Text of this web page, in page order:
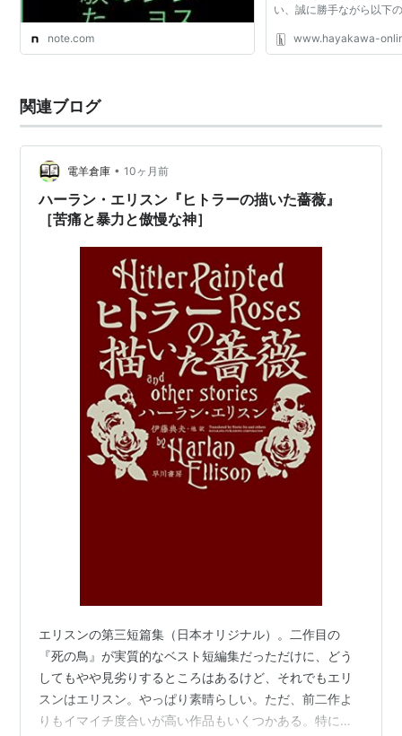
最近の代表作
"The Essential Ellison: A 50 Year Retrospective"
集めた大著。AOL 経由で一部作品の電子コピーがネ
ットに流れ、その責任を追及してエリスンが AOL を
訴えていたが、2004年6月に和解した。
"Angry Candy" ( ISBN:0395924812
のほとんどについて伊藤典夫氏による邦訳がある
が、ミステリマガジンや日本版オムニなどに発表さ
"Slippage" (ISBN:0395924820
) 短編集。
"Mind Fields" (ISBN:0962344796) シュールレアリ
スム画家 J.Yerka とのコラボレーション。
"Midnight in the Sunken Cathedral" Audio CD
ISBN:1574534157) エリスンが自分の作品を熱く朗
読しているCD。
武勇伝いろいろ
ターミネーター裁判
ジェームズ・キャメロンの『ターミネーター』のス
http://www.imdb.com/title/tt0088247/trivia
ジーン・ロッデンベリ との確執
『スタートレック』の産みの親であるジーン・ロッ
デンベリと、"City on the Edge of Forever" の脚本
をめぐって険悪な仲だった。エリスンの脚本ではマ
ッコイがドラッグに手を出すという設定だったが、
note.com
い、誠に勝手ながら以下
務を休業いたします。
www.hayakawa-
関連ブログ
電羊倉庫 • 10ヶ月前
ハーラン・エリスン『ヒトラーの描いた薔薇』
［苦痛と暴力と傲慢な神］
エリスンの第三短篇集（日本オリジナル）。二作目の
『死の鳥』が実質的なベスト短編集だっただけに、どう
してもやや見劣りするところはあるけど、それでもエリ
スンはエリスン。やっぱり素晴らしい。ただ、前二作よ
りもイマイチ度合いが高い作品もいくつかある。特に